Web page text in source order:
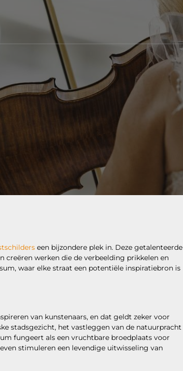
een bijzondere plek in. Deze getalenteerde
creëren werken die de verbeelding prikkelen en
waar elke straat een potentiële inspiratiebron is
van kunstenaars, en dat geldt zeker voor
stadsgezicht, het vastleggen van de natuurpracht
fungeert als een vruchtbare broedplaats voor
stimuleren een levendige uitwisseling van